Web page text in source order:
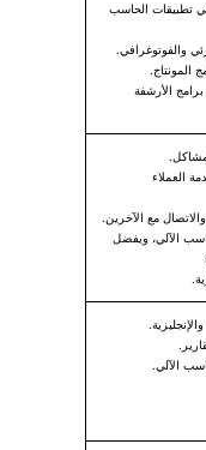
تطبيقات الحاسب
والفوتوغرافي.
المونتاج.
الأرشفة
العملاء
مع الآخرين.
الآلي، ويفضل
الآلي.